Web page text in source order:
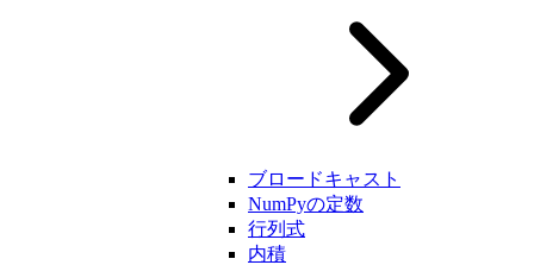
ブロードキャスト
NumPyの定数
行列式
内積